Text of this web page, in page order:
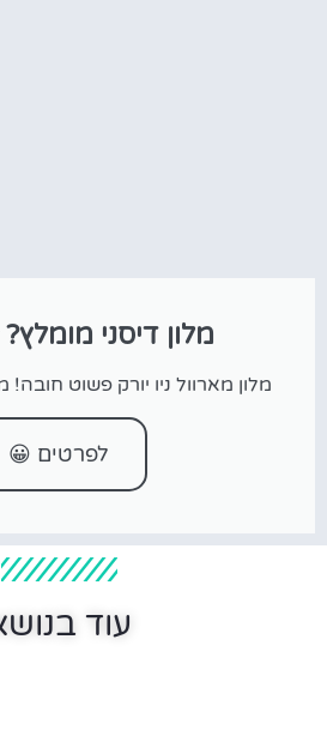
מלון דיסני מומלץ?
מלון מארוול ניו יורק פשוט חובה!
לפרטים 😀
עוד